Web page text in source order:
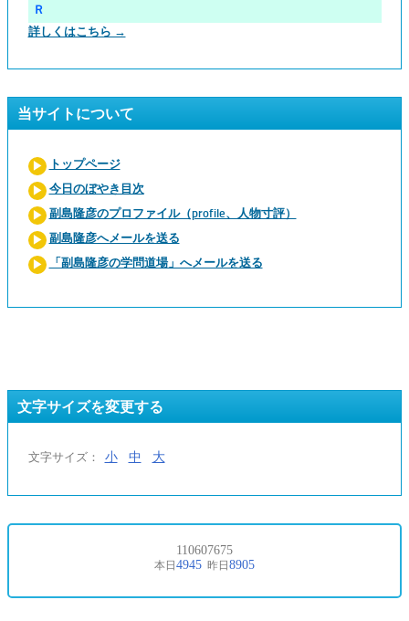
Ｒ
詳しくはこちら →
当サイトについて
トップページ
今日のぼやき目次
副島隆彦のプロファイル（profile、人物寸評）
副島隆彦へメールを送る
「副島隆彦の学問道場」へメールを送る
文字サイズを変更する
文字サイズ： 小 中 大